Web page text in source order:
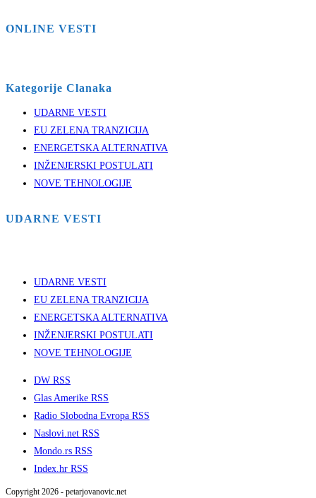
ONLINE VESTI
Kategorije Clanaka
UDARNE VESTI
EU ZELENA TRANZICIJA
ENERGETSKA ALTERNATIVA
INŽENJERSKI POSTULATI
NOVE TEHNOLOGIJE
UDARNE VESTI
UDARNE VESTI
EU ZELENA TRANZICIJA
ENERGETSKA ALTERNATIVA
INŽENJERSKI POSTULATI
NOVE TEHNOLOGIJE
DW RSS
Glas Amerike RSS
Radio Slobodna Evropa RSS
Naslovi.net RSS
Mondo.rs RSS
Index.hr RSS
Copyright 2026 - petarjovanovic.net